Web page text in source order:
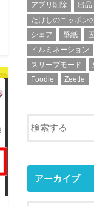
アプリ削除
出品
たけしのニッポン
シェア
壁紙
イルミネーション
スリープモード
Foodie
Zeetle
アーカイブ